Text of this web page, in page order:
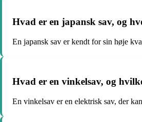
Hvad er en japansk sav, og
En japansk sav er kendt for sin høje
Hvad er en vinkelsav, og
En vinkelsav er en elektrisk sav, der